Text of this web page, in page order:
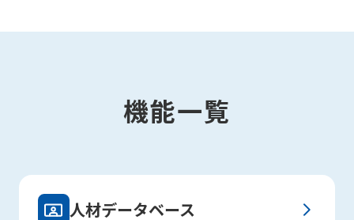
機能一覧
人材データベース